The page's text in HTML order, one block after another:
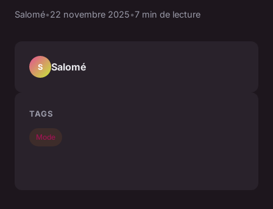
Salomé•22 novembre 2025•7 min de lecture
S Salomé
TAGS
Mode